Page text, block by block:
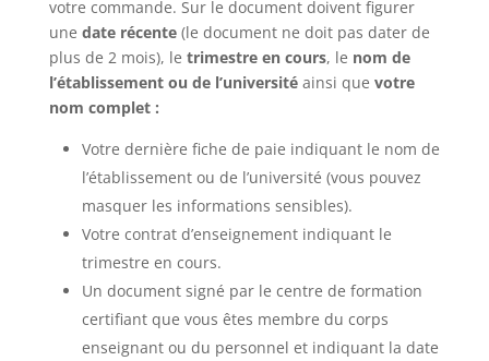
votre commande. Sur le document doivent figurer
une date récente(le document ne doit pas dater de
plus de 2 mois), le trimestre en cours, le nom de
l’établissement ou de l’universitéainsi que votre
nom complet :
Votre dernière fiche de paie indiquant le nom de
l’établissement ou de l’université (vous pouvez
masquer les informations sensibles).
Votre contrat d’enseignement indiquant le
trimestre en cours.
Un document signé par le centre de formation
certifiant que vous êtes membre du corps
enseignant ou du personnel et indiquant la date